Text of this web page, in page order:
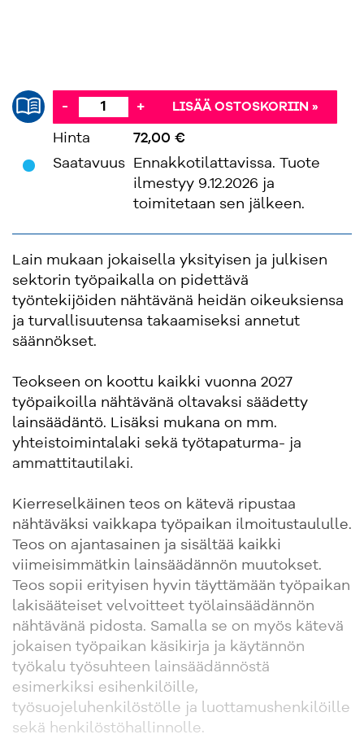
- + LISÄÄ OSTOSKORIIN »
Hinta
72,00 €
Saatavuus
Ennakkotilattavissa. Tuote
ilmestyy 9.12.2026 ja
toimitetaan sen jälkeen.
Lain mukaan jokaisella yksityisen ja julkisen
sektorin työpaikalla on pidettävä
työntekijöiden nähtävänä heidän oikeuksiensa
ja turvallisuutensa takaamiseksi annetut
säännökset.
Teokseen on koottu kaikki vuonna 2027
työpaikoilla nähtävänä oltavaksi säädetty
lainsäädäntö. Lisäksi mukana on mm.
yhteistoimintalaki sekä työtapaturma- ja
ammattitautilaki.
Kierreselkäinen teos on kätevä ripustaa
nähtäväksi vaikkapa työpaikan ilmoitustaululle.
Teos on ajantasainen ja sisältää kaikki
viimeisimmätkin lainsäädännön muutokset.
Teos sopii erityisen hyvin täyttämään työpaikan
lakisääteiset velvoitteet työlainsäädännön
nähtävänä pidosta. Samalla se on myös kätevä
jokaisen työpaikan käsikirja ja käytännön
työkalu työsuhteen lainsäädännöstä
esimerkiksi esihenkilöille,
työsuojeluhenkilöstölle ja luottamushenkilöille
sekä henkilöstöhallinnolle.